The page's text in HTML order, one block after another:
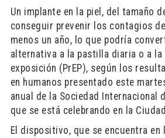
Un implante en la piel, del tamaño
conseguir prevenir los contagios
menos un año, lo que podría
alternativa a la pastilla diaria o a
exposición (PrEP), según los
en humanos presentado este
anual de la Sociedad Internacional
que se está celebrando en la
El dispositivo, que se encuentra